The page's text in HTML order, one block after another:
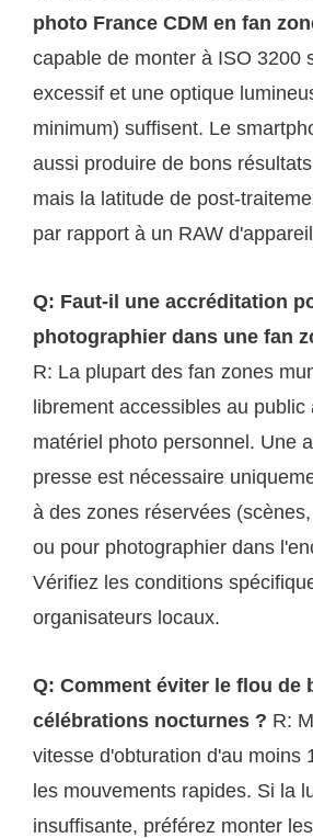
photo France CDM en fan
capable de monter à ISO 3200
excessif et une optique
minimum) suffisent. Le
aussi produire de bons
mais la latitude de post-
par rapport à un RAW
Q: Faut-il une accréditation
photographier dans une fan
R: La plupart des fan zones
librement accessibles au public
matériel photo personnel. Une
presse est nécessaire
à des zones réservées
ou pour photographier dans
Vérifiez les conditions
organisateurs locaux.
Q: Comment éviter le flou de
célébrations nocturnes ? R:
vitesse d'obturation d'au moins
les mouvements rapides. Si la
insuffisante, préférez monter